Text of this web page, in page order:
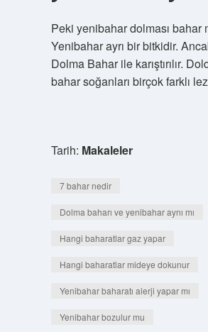
Peki yenibahar dolması bahar
Yenibahar ayrı bir bitkidir.
Dolma Bahar ile karıştırılır.
bahar soğanları birçok farklı
Tarih: Makaleler
7 bahar nedir
Dolma baharı ve yenibahar aynı mı
Hangi baharatlar gaz yapar
Hangi baharatlar mideye dokunur
Yenibahar baharatı alerji yapar mı
Yenibahar bozulur mu